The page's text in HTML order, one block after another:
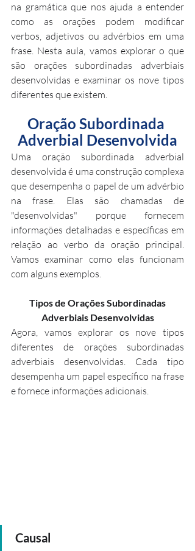
na gramática que nos ajuda a entender
como as orações podem modificar
verbos, adjetivos ou advérbios em uma
frase. Nesta aula, vamos explorar o que
são orações subordinadas adverbiais
desenvolvidas e examinar os nove tipos
diferentes que existem.
Oração Subordinada
Adverbial Desenvolvida
Uma oração subordinada adverbial
desenvolvida é uma construção complexa
que desempenha o papel de um advérbio
na frase. Elas são chamadas de
"desenvolvidas" porque fornecem
informações detalhadas e específicas em
relação ao verbo da oração principal.
Vamos examinar como elas funcionam
com alguns exemplos.
Adverbiais Desenvolvidas
Agora, vamos explorar os nove tipos
diferentes de orações subordinadas
adverbiais desenvolvidas. Cada tipo
desempenha um papel específico na frase
e fornece informações adicionais.
Causal